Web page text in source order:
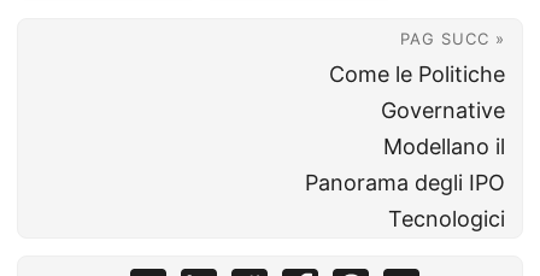
PAG SUCC »
Come le Politiche
Governative
Modellano il
Panorama degli IPO
Tecnologici